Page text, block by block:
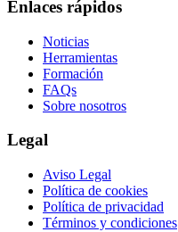
Enlaces rápidos
Noticias
Herramientas
Formación
FAQs
Sobre nosotros
Legal
Aviso Legal
Política de cookies
Política de privacidad
Términos y condiciones